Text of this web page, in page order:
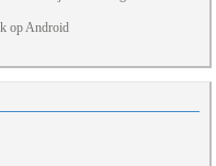
op Android